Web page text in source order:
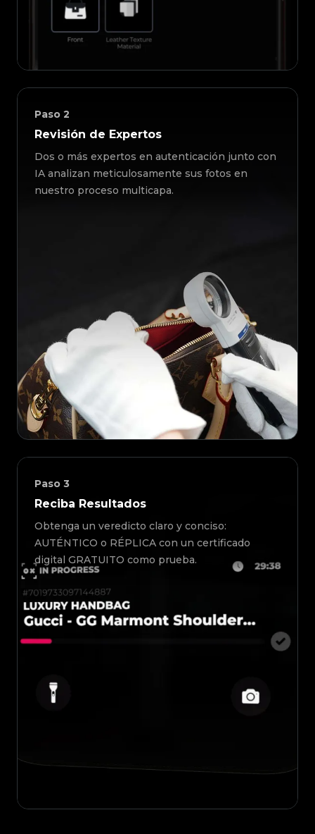
Paso 2
Revisión de Expertos
Dos o más expertos en autenticación junto con
IA analizan meticulosamente sus fotos en
nuestro proceso multicapa.
Paso 3
Reciba Resultados
Obtenga un veredicto claro y conciso:
AUTÉNTICO o RÉPLICA con un certificado
digital GRATUITO como prueba.